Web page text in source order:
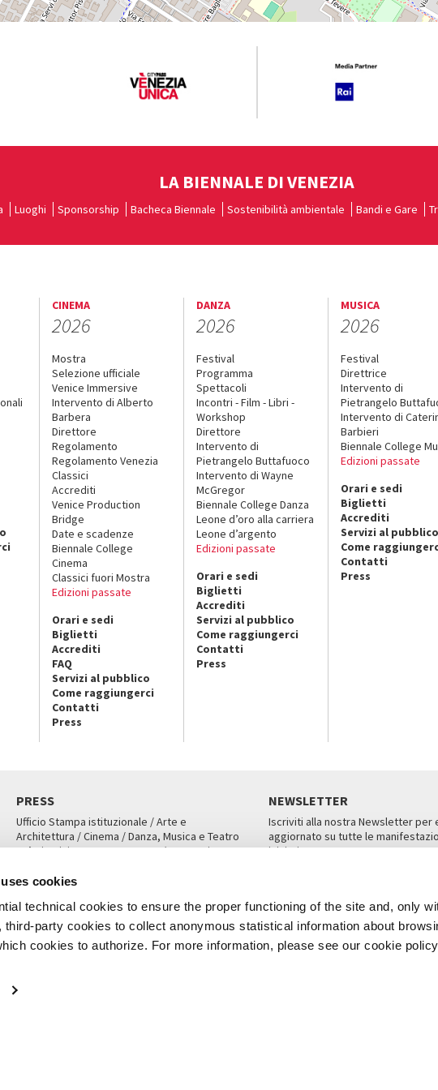
cookies
technical cookies to ensure the proper functioning of the site and, only
third-party cookies to collect anonymous statistical information about
cookies to authorize. For more information, please see our cookie
LA BIENNALE DI VENEZIA
Luoghi Sponsorship Bacheca Biennale Sostenibilità ambientale Bandi e Gare
CINEMA
2026
Mostra
Selezione ufficiale
Venice Immersive
Intervento di Alberto
Barbera
Direttore
Regolamento
Regolamento Venezia
Classici
Accrediti
Venice Production
Bridge
Date e scadenze
Biennale College
Cinema
Classici fuori Mostra
Edizioni passate
Orari e sedi
Biglietti
Accrediti
FAQ
Servizi al pubblico
Come raggiungerci
Contatti
Press
DANZA
2026
Festival
Programma
Spettacoli
Incontri - Film - Libri -
Workshop
Direttore
Intervento di
Pietrangelo Buttafuoco
Intervento di Wayne
McGregor
Biennale College Danza
Leone d’oro alla carriera
Leone d’argento
Edizioni passate
Orari e sedi
Biglietti
Accrediti
Servizi al pubblico
Come raggiungerci
Contatti
Press
MUSICA
2026
Festival
Direttrice
Intervento di
Pietrangelo
Intervento di
Barbieri
Biennale College
Edizioni passate
Orari e sedi
Biglietti
Accrediti
Servizi al pubblico
Come
Contatti
Press
PRESS
Ufficio Stampa istituzionale / Arte e
Architettura / Cinema / Danza, Musica e Teatro
Ca’ Giustinian, San Marco 1364/A, Venezia
UFFICI STAMPA
NEWSLETTER
Iscriviti alla nostra Newsletter per
aggiornato su tutte le
iniziative.